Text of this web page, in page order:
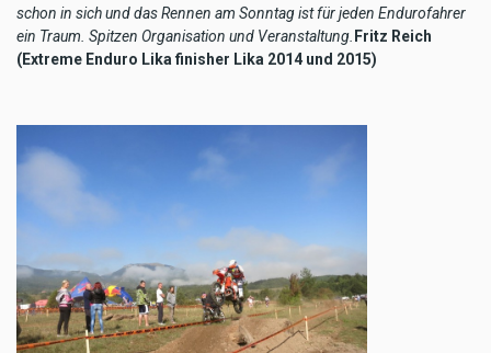
schon in sich und das Rennen am Sonntag ist für jeden Endurofahrer
ein Traum. Spitzen Organisation und Veranstaltung. Fritz Reich
(Extreme Enduro Lika finisher Lika 2014 und 2015)